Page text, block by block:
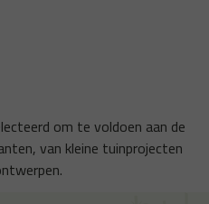
om te voldoen aan de
van kleine tuinprojecten